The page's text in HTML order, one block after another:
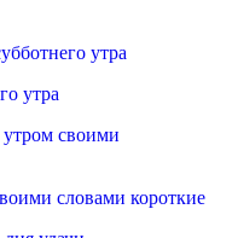
утра
словами короткие